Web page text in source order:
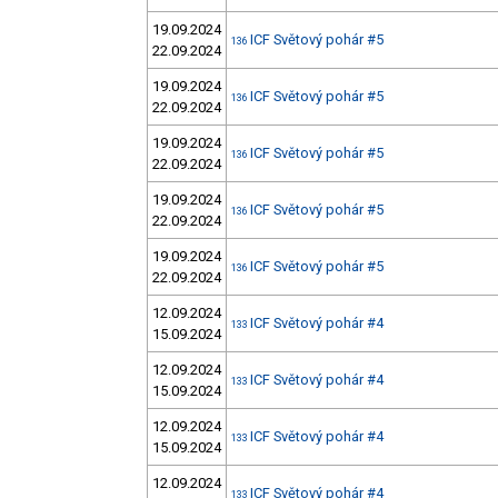
19.09.2024
22.09.2024
136 ICF Světový pohár #5
19.09.2024
22.09.2024
136 ICF Světový pohár #5
19.09.2024
22.09.2024
136 ICF Světový pohár #5
19.09.2024
22.09.2024
136 ICF Světový pohár #5
19.09.2024
22.09.2024
136 ICF Světový pohár #5
12.09.2024
15.09.2024
133 ICF Světový pohár #4
12.09.2024
15.09.2024
133 ICF Světový pohár #4
12.09.2024
15.09.2024
133 ICF Světový pohár #4
12.09.2024
133 ICF Světový pohár #4